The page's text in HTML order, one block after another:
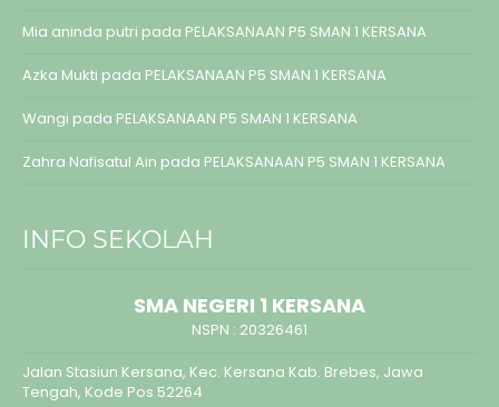
Mia aninda putri pada PELAKSANAAN P5 SMAN 1 KERSANA
Azka Mukti pada PELAKSANAAN P5 SMAN 1 KERSANA
Wangi pada PELAKSANAAN P5 SMAN 1 KERSANA
Zahra Nafisatul Ain pada PELAKSANAAN P5 SMAN 1 KERSANA
INFO SEKOLAH
SMA NEGERI 1 KERSANA
NSPN : 20326461
Jalan Stasiun Kersana, Kec. Kersana Kab. Brebes, Jawa
Tengah, Kode Pos 52264